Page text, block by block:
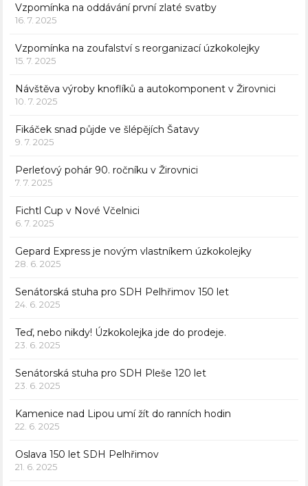
Vzpomínka na oddávání první zlaté svatby
16. 7. 2025
Vzpomínka na zoufalství s reorganizací úzkokolejky
15. 7. 2025
Návštěva výroby knoflíků a autokomponent v Žirovnici
10. 7. 2025
Fikáček snad půjde ve šlépějích Šatavy
9. 7. 2025
Perleťový pohár 90. ročníku v Žirovnici
7. 7. 2025
Fichtl Cup v Nové Včelnici
6. 7. 2025
Gepard Express je novým vlastníkem úzkokolejky
28. 6. 2025
Senátorská stuha pro SDH Pelhřimov 150 let
24. 6. 2025
Teď, nebo nikdy! Úzkokolejka jde do prodeje.
23. 6. 2025
Senátorská stuha pro SDH Pleše 120 let
23. 6. 2025
Kamenice nad Lipou umí žít do ranních hodin
22. 6. 2025
Oslava 150 let SDH Pelhřimov
21. 6. 2025